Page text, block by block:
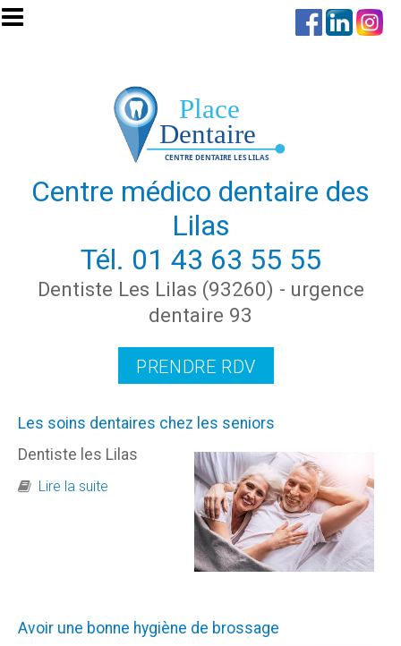
Aller au contenu principal
Centre médico dentaire des
Lilas
Tél. 01 43 63 55 55
Dentiste Les Lilas (93260) - urgence
dentaire 93
PRENDRE RDV
Les soins dentaires chez les seniors
Dentiste les Lilas
Lire la suite de Les soins dentaires chez les seniors
Avoir une bonne hygiène de brossage